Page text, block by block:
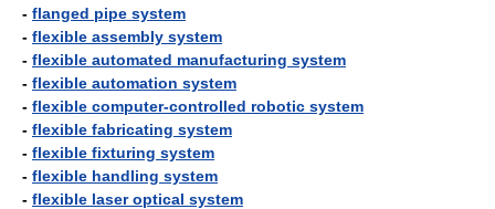
- flanged pipe system
- flexible assembly system
- flexible automated manufacturing system
- flexible automation system
- flexible computer-controlled robotic system
- flexible fabricating system
- flexible fixturing system
- flexible handling system
- flexible laser optical system